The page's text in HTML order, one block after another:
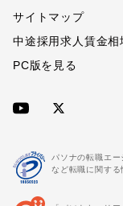
サイトマップ
中途採用求人賃金相
PC版を見る
パソナの転職エ
など転職に関する